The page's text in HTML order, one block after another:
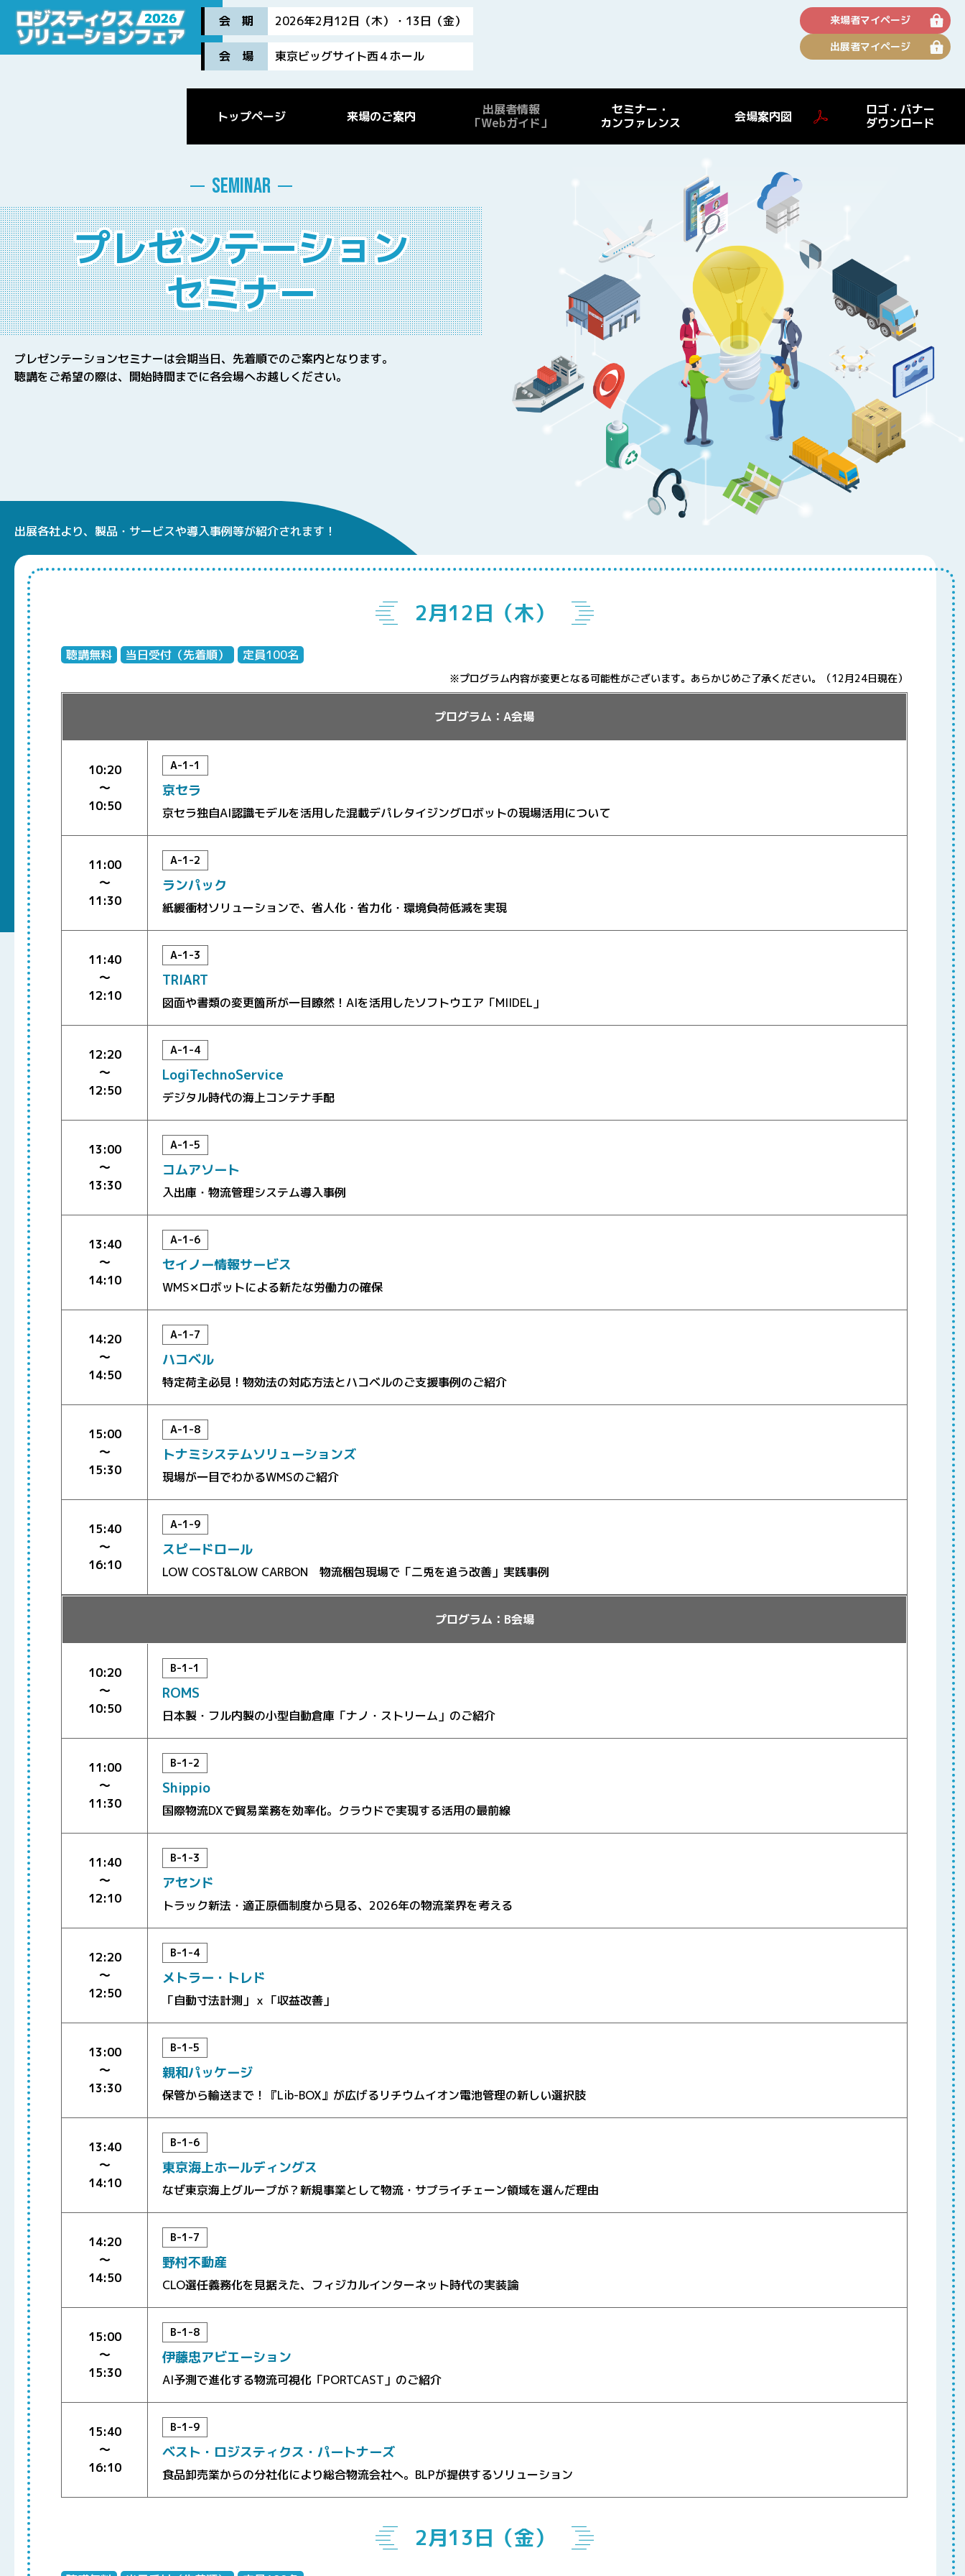
会 期 2026年2月12日（木）・13日（金）
会 場 東京ビッグサイト西４ホール
来場者マイページ
出展者マイページ
トップページ 来場のご案内
出展者情報
「Webガイド」
セミナー・
カンファレンス
会場案内図
ロゴ・バナー
ダウンロード
SEMINAR
プレゼンテーション
セミナー
プレゼンテーションセミナーは会期当日、先着順でのご案内となります。
聴講をご希望の際は、開始時間までに各会場へお越しください。
出展各社より、製品・サービスや導入事例等が紹介されます！
2月12日（木）
聴講無料 当日受付（先着順） 定員100名
※プログラム内容が変更となる可能性がございます。あらかじめご了承ください。（12月24日現在）
プログラム：A会場
10:20
〜
10:50
A-1-1
京セラ
京セラ独自AI認識モデルを活用した混載デパレタイジングロボットの現場活用について
11:00
〜
11:30
A-1-2
ランパック
紙緩衝材ソリューションで、省人化・省力化・環境負荷低減を実現
11:40
〜
12:10
A-1-3
TRIART
図面や書類の変更箇所が一目瞭然！AIを活用したソフトウエア「MIIDEL」
12:20
〜
12:50
A-1-4
LogiTechnoService
デジタル時代の海上コンテナ手配
13:00
〜
13:30
A-1-5
コムアソート
入出庫・物流管理システム導入事例
13:40
〜
14:10
A-1-6
セイノー情報サービス
WMS✕ロボットによる新たな労働力の確保
14:20
〜
14:50
A-1-7
ハコベル
特定荷主必見！物効法の対応方法とハコベルのご支援事例のご紹介
15:00
〜
15:30
A-1-8
トナミシステムソリューションズ
現場が一目でわかるWMSのご紹介
15:40
〜
16:10
A-1-9
スピードロール
LOW COST&LOW CARBON 物流梱包現場で「二兎を追う改善」実践事例
プログラム：B会場
10:20
〜
10:50
B-1-1
ROMS
日本製・フル内製の小型自動倉庫「ナノ・ストリーム」のご紹介
11:00
〜
11:30
B-1-2
Shippio
国際物流DXで貿易業務を効率化。クラウドで実現する活用の最前線
11:40
〜
12:10
B-1-3
アセンド
トラック新法・適正原価制度から見る、2026年の物流業界を考える
12:20
〜
12:50
B-1-4
メトラー・トレド
「自動寸法計測」ｘ「収益改善」
13:00
〜
13:30
B-1-5
親和パッケージ
保管から輸送まで！『Lib-BOX』が広げるリチウムイオン電池管理の新しい選択肢
13:40
〜
14:10
B-1-6
東京海上ホールディングス
なぜ東京海上グループが？新規事業として物流・サプライチェーン領域を選んだ理由
14:20
〜
14:50
B-1-7
野村不動産
CLO選任義務化を見据えた、フィジカルインターネット時代の実装論
15:00
〜
15:30
B-1-8
伊藤忠アビエーション
AI予測で進化する物流可視化「PORTCAST」のご紹介
15:40
〜
16:10
B-1-9
ベスト・ロジスティクス・パートナーズ
食品卸売業からの分社化により総合物流会社へ。BLPが提供するソリューション
2月13日（金）